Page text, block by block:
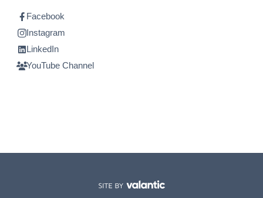
Facebook
Instagram
LinkedIn
YouTube Channel